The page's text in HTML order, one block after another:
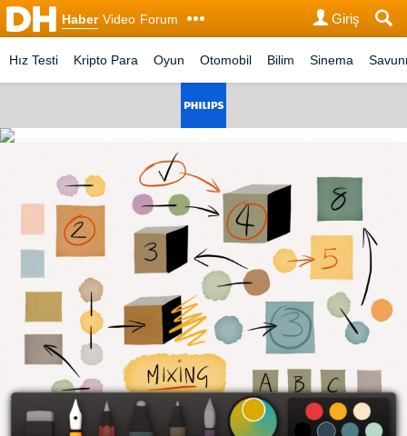
Haber Video Forum Giriş
Hız Testi Kripto Para Oyun Otomobil Bilim Sinema